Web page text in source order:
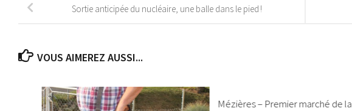
Sortie anticipée du nucléaire, une balle dans le pied !
VOUS AIMEREZ AUSSI...
Mézières – Premier marché de la